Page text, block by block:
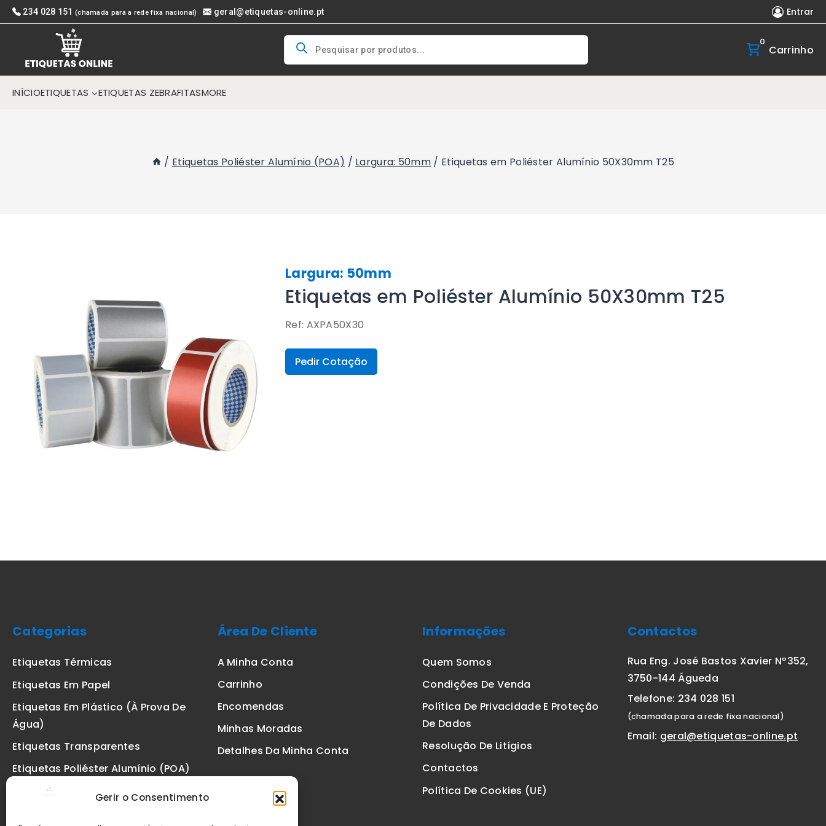
Gerir o Consentimento
Skip
to
234 028 151 (chamada para a rede fixa nacional) geral@etiquetas-online.pt Entrar
Products
search
0
Carrinho
INÍCIOETIQUETAS ETIQUETAS ZEBRAFITASMORE
/ Etiquetas Poliéster Alumínio (POA) / Largura: 50mm / Etiquetas em Poliéster Alumínio 50X30mm T25
Largura: 50mm
Etiquetas em Poliéster Alumínio 50X30mm T25
Ref: AXPA50X30
Pedir Cotação
Categorias
Etiquetas Térmicas
Etiquetas Em Papel
Etiquetas Em Plástico (à Prova De
Água)
Etiquetas Transparentes
Etiquetas Poliéster Alumínio (POA)
Etiquetas De Segurança VOID
Área De Cliente
A Minha Conta
Carrinho
Encomendas
Minhas Moradas
Detalhes Da Minha Conta
Informações
Quem Somos
Condições De Venda
Política De Privacidade E Proteção
De Dados
Resolução De Litígios
Contactos
Política De Cookies (UE)
Contactos
Rua Eng. José Bastos Xavier Nº352,
3750-144 Águeda
Telefone: 234 028 151
(chamada para a rede fixa nacional)
Email: geral@etiquetas-online.pt